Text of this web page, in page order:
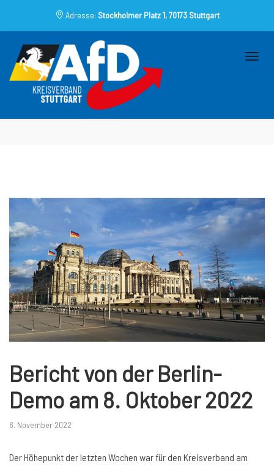
Adresse: Stockholmer Platz 1, 70173 Stuttgart
Bericht von der Berlin-
Demo am 8. Oktober 2022
6. November 2022
Der Höhepunkt der letzten Wochen war für den Kreisverband am